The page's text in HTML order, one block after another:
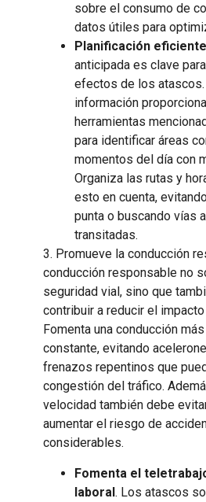
sobre el consumo de
datos útiles para
Planificación eficiente
anticipada es clave
efectos de los
información
herramientas
para identificar áreas
momentos del día con
Organiza las rutas y
esto en cuenta,
punta o buscando vías
transitadas.
3. Promueve la conducción
conducción responsable no
seguridad vial, sino que
contribuir a reducir el
Fomenta una conducción
constante, evitando
frenazos repentinos que
congestión del tráfico.
velocidad también debe
aumentar el riesgo de
considerables.
Fomenta el
laboral. Los atascos